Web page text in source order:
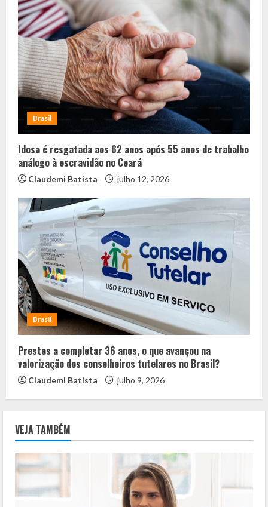
Brasil
Idosa é resgatada aos 62 anos após 55 anos de trabalho
análogo à escravidão no Ceará
Claudemi Batista julho 12, 2026
Brasil
Prestes a completar 36 anos, o que avançou na
valorização dos conselheiros tutelares no Brasil?
Claudemi Batista julho 9, 2026
VEJA TAMBÉM